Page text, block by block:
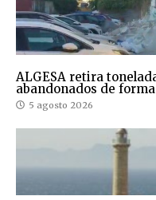
ALGESA retira
abandonados de
5 agosto 2026